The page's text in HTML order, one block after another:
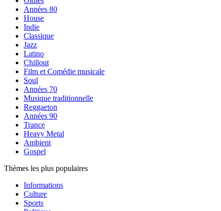
Années 80
House
Indie
Classique
Jazz
Latino
Chillout
Film et Comédie musicale
Soul
Années 70
Musique traditionnelle
Reggaeton
Années 90
Trance
Heavy Metal
Ambient
Gospel
Thèmes les plus populaires
Informations
Culture
Sports